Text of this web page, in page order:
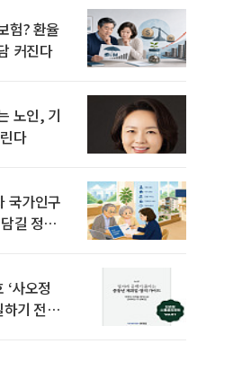
험? 환율
커진다
노인, 기
다
국가인구
길 정책
사오정
기 전략’